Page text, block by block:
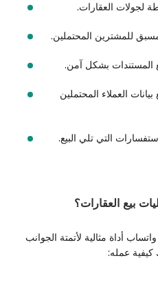
لجولات العقارات.
للمشترين المحتملين.
المستندات بشكل آمن.
العملاء المحتملين
التي تلي البيع.
بيع العقارات؟
أداة مثالية لأتمتة الجوانب
كيفية عمله: